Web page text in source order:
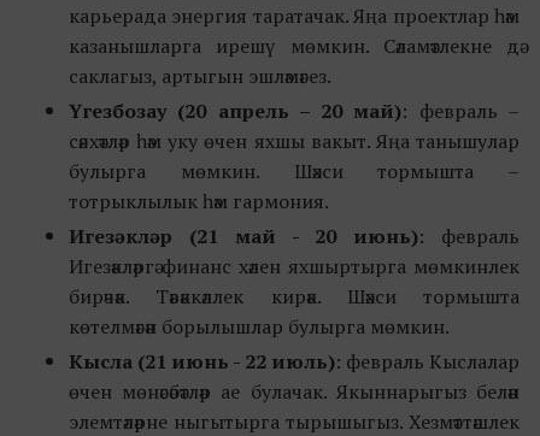
карьерада энергия таратачак. Яңа проектлар һәм
казанышларга ирешү мөмкин. Сәламәтлекне дә
саклагыз, артыгын эшләмәгез.
Үгезбозау(20 апрель – 20 май): февраль –
сәяхәтләр һәм уку өчен яхшы вакыт. Яңа танышулар
булырга мөмкин. Шәхси тормышта –
тотрыклылык һәм гармония.
Игезәкләр (21 май - 20 июнь): февраль
Игезәкләргә финанс хәлен яхшыртырга мөмкинлек
бирәчәк. Тәвәккәллек кирәк. Шәхси тормышта
көтелмәгән борылышлар булырга мөмкин.
Кысла (21 июнь - 22 июль): февраль Кыслалар
өчен мөнәсәбәтләр ае булачак. Якыннарыгыз белән
элемтәләрне ныгытырга тырышыгыз. Хезмәттәшлек